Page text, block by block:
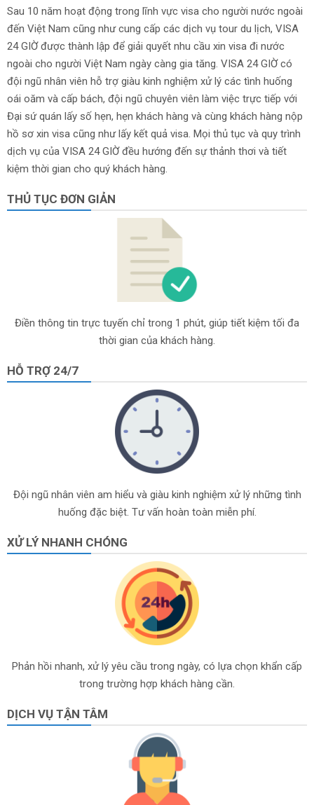
Sau 10 năm hoạt động trong lĩnh vực visa cho người nước ngoài
đến Việt Nam cũng như cung cấp các dịch vụ tour du lịch, VISA
24 GIỜ được thành lập để giải quyết nhu cầu xin visa đi nước
ngoài cho người Việt Nam ngày càng gia tăng. VISA 24 GIỜ có
đội ngũ nhân viên hỗ trợ giàu kinh nghiệm xử lý các tình huống
oái oăm và cấp bách, đội ngũ chuyên viên làm việc trực tiếp với
Đại sứ quán lấy số hẹn, hẹn khách hàng và cùng khách hàng nộp
hồ sơ xin visa cũng như lấy kết quả visa. Mọi thủ tục và quy trình
dịch vụ của VISA 24 GIỜ đều hướng đến sự thảnh thơi và tiết
kiệm thời gian cho quý khách hàng.
THỦ TỤC ĐƠN GIẢN
Điền thông tin trực tuyến chỉ trong 1 phút, giúp tiết kiệm tối đa
thời gian của khách hàng.
HỖ TRỢ 24/7
Đội ngũ nhân viên am hiểu và giàu kinh nghiệm xử lý những tình
huống đặc biệt. Tư vấn hoàn toàn miễn phí.
XỬ LÝ NHANH CHÓNG
Phản hồi nhanh, xử lý yêu cầu trong ngày, có lựa chọn khẩn cấp
trong trường hợp khách hàng cần.
DỊCH VỤ TẬN TÂM